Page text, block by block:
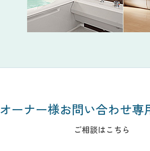
オーナー様お問い合わせ専
ご相談はこちら